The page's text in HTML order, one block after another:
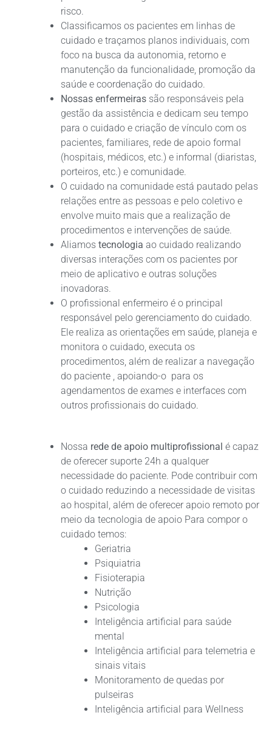
risco.
Classificamos os pacientes em linhas de
cuidado e traçamos planos individuais, com
foco na busca da autonomia, retorno e
manutenção da funcionalidade, promoção da
saúde e coordenação do cuidado.
Nossas enfermeiras são responsáveis pela
gestão da assistência e dedicam seu tempo
para o cuidado e criação de vínculo com os
pacientes, familiares, rede de apoio formal
(hospitais, médicos, etc.) e informal (diaristas,
porteiros, etc.) e comunidade.
O cuidado na comunidade está pautado pelas
relações entre as pessoas e pelo coletivo e
envolve muito mais que a realização de
procedimentos e intervenções de saúde.
Aliamos tecnologia ao cuidado realizando
diversas interações com os pacientes por
meio de aplicativo e outras soluções
inovadoras.
O profissional enfermeiro é o principal
responsável pelo gerenciamento do cuidado.
Ele realiza as orientações em saúde, planeja e
monitora o cuidado, executa os
procedimentos, além de realizar a navegação
do paciente , apoiando-o para os
agendamentos de exames e interfaces com
outros profissionais do cuidado.
Nossa rede de apoio multiprofissional é capaz
de oferecer suporte 24h a qualquer
necessidade do paciente. Pode contribuir com
o cuidado reduzindo a necessidade de visitas
ao hospital, além de oferecer apoio remoto por
meio da tecnologia de apoio Para compor o
cuidado temos:
Geriatria
Psiquiatria
Fisioterapia
Nutrição
Psicologia
Inteligência artificial para saúde
mental
Inteligência artificial para telemetria e
sinais vitais
Monitoramento de quedas por
pulseiras
Inteligência artificial para Wellness